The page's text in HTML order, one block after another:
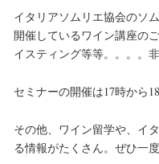
イタリアソムリエ協会のソ
開催しているワイン講座の
イスティング等等。。。。
セミナーの開催は17時から
その他、ワイン留学や、イ
る情報がたくさん。ぜひ一